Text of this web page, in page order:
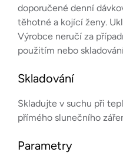
doporučené denní
těhotné a kojící ženy.
Výrobce neručí za
použitím nebo
Skladování
Skladujte v suchu při
přímého slunečního
Parametry